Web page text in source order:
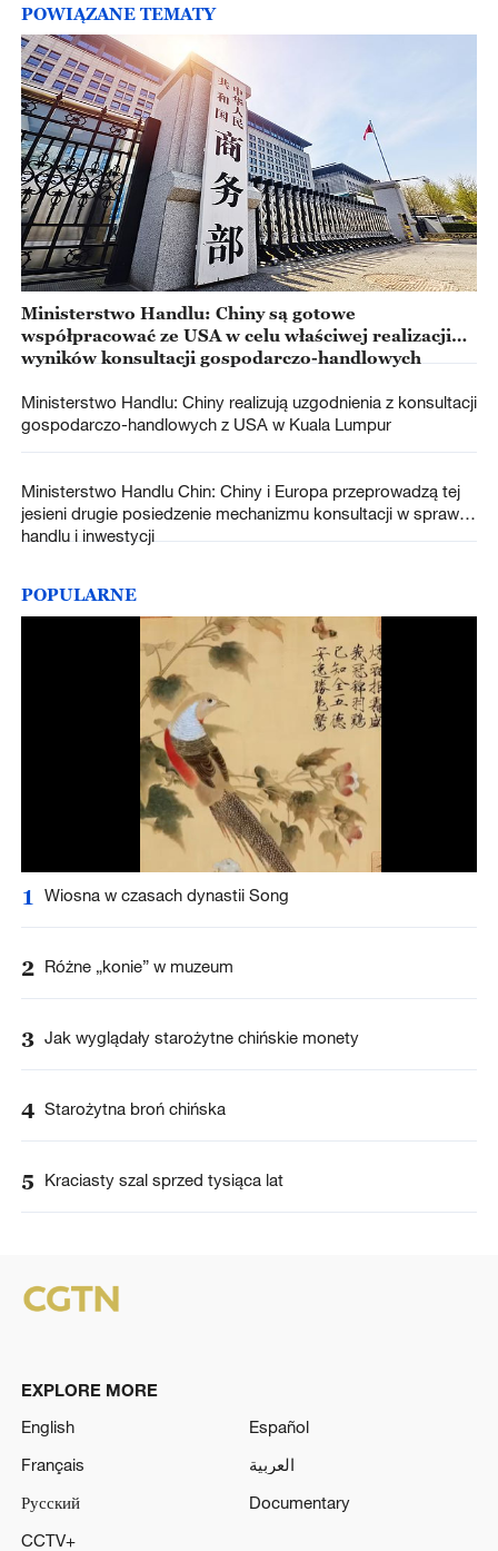
POWIĄZANE TEMATY
Ministerstwo Handlu: Chiny są gotowe
współpracować ze USA w celu właściwej realizacji
wyników konsultacji gospodarczo-handlowych
Ministerstwo Handlu: Chiny realizują uzgodnienia z konsultacji
gospodarczo-handlowych z USA w Kuala Lumpur
Ministerstwo Handlu Chin: Chiny i Europa przeprowadzą tej
jesieni drugie posiedzenie mechanizmu konsultacji w sprawie
handlu i inwestycji
POPULARNE
1 Wiosna w czasach dynastii Song
2 Różne „konie” w muzeum
3 Jak wyglądały starożytne chińskie monety
4 Starożytna broń chińska
5 Kraciasty szal sprzed tysiąca lat
EXPLORE MORE
English
Español
Français
العربية
Русский
Documentary
CCTV+